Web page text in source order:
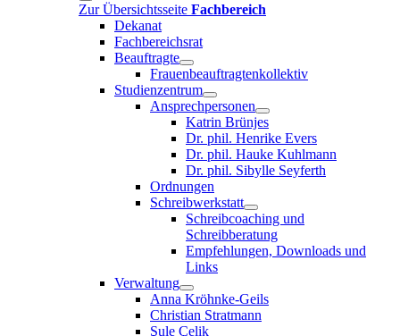
Zur Übersichtsseite Fachbereich
Dekanat
Fachbereichsrat
Beauftragte
Frauenbeauftragtenkollektiv
Studienzentrum
Ansprechpersonen
Katrin Brünjes
Dr. phil. Henrike Evers
Dr. phil. Hauke Kuhlmann
Dr. phil. Sibylle Seyferth
Ordnungen
Schreibwerkstatt
Schreibcoaching und
Schreibberatung
Empfehlungen, Downloads und
Links
Verwaltung
Anna Kröhnke-Geils
Christian Stratmann
Şule Çelik